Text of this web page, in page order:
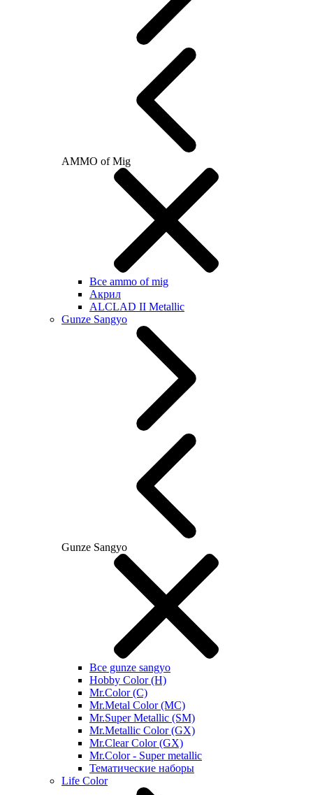
AMMO of Mig
Все ammo of mig
Акрил
ALCLAD II Metallic
Gunze Sangyo
Gunze Sangyo
Все gunze sangyo
Hobby Color (H)
Mr.Color (C)
Mr.Metal Color (MC)
Mr.Super Metallic (SM)
Mr.Metallic Color (GX)
Mr.Clear Color (GX)
Mr.Color - Super metallic
Тематические наборы
Life Color